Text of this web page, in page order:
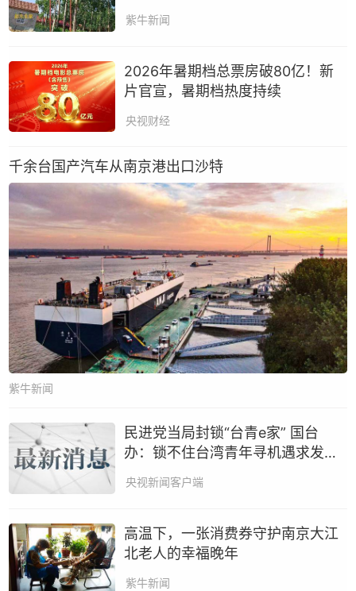
紫牛新闻
2026年暑期档总票房破80亿！新
片官宣，暑期档热度持续
央视财经
千余台国产汽车从南京港出口沙特
紫牛新闻
民进党当局封锁“台青e家” 国台
办：锁不住台湾青年寻机遇求发展
的心
​央视新闻客户端
高温下，一张消费券守护南京大江
北老人的幸福晚年
紫牛新闻